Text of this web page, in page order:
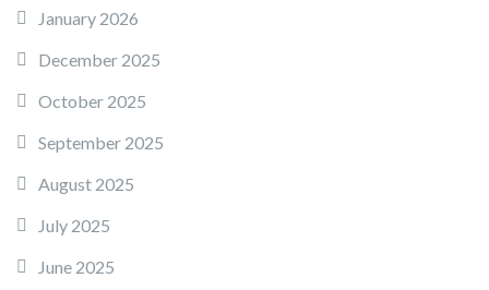
January 2026
December 2025
October 2025
September 2025
August 2025
July 2025
June 2025